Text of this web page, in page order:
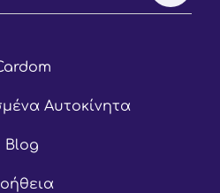
Αυτοκίνητα
Blog